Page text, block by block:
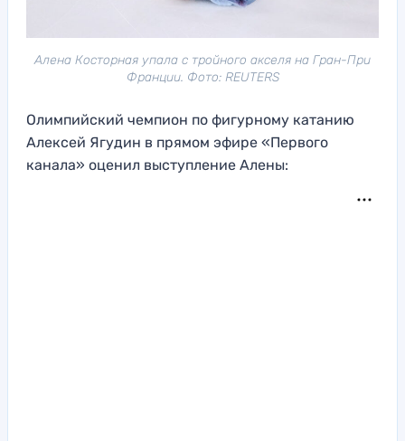
Алена Косторная упала с тройного акселя на Гран-При
Франции. Фото: REUTERS
Олимпийский чемпион по фигурному катанию
Алексей Ягудин в прямом эфире «Первого
канала» оценил выступление Алены: